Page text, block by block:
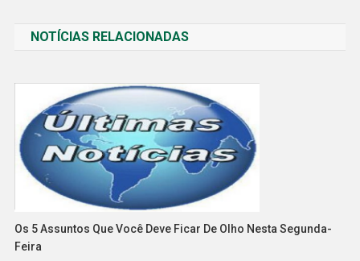
Post
NOTÍCIAS RELACIONADAS
Os 5 Assuntos Que Você Deve Ficar De Olho Nesta Segunda-
Feira